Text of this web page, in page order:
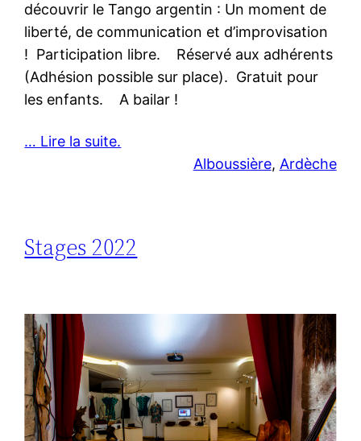
découvrir le Tango argentin : Un moment de
liberté, de communication et d’improvisation
! Participation libre. Réservé aux adhérents
(Adhésion possible sur place). Gratuit pour
les enfants. A bailar !
… Lire la suite.
Alboussière, Ardèche
Stages 2022